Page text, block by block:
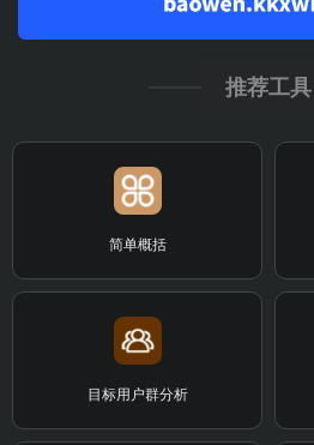
推荐工具
简单概括
目标用户群分析